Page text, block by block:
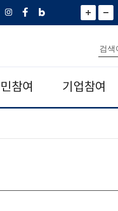
인
페
네
그
)
화
면
면
소
통
합
검
색
참여 기업참여